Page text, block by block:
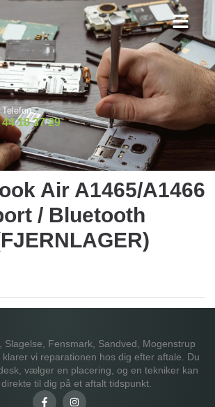
Telefon
44 18 37 29
Air A1465/A1466
/ Bluetooth
Fensmark, Sandved, Mogenstrup
vi reparationen hos dig efter aftale. Du
vælger en placering, og en tekniker kan
til dig på et aftalt tidspunkt.